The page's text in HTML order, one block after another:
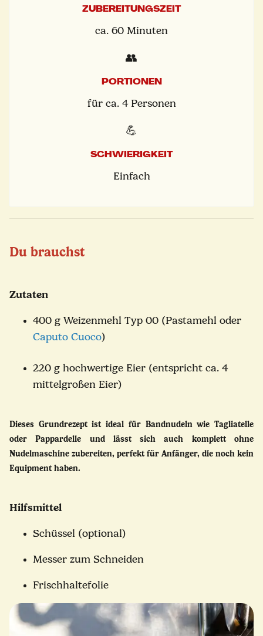
ZUBEREITUNGSZEIT
ca. 60 Minuten
👥
PORTIONEN
für ca. 4 Personen
💪
SCHWIERIGKEIT
Einfach
Du brauchst
Zutaten
400 g Weizenmehl Typ 00 (Pastamehl oder
Caputo Cuoco)
220 g hochwertige Eier (entspricht ca. 4
mittelgroßen Eier)
Dieses Grundrezept ist ideal für Bandnudeln wie Tagliatelle
oder Pappardelle und lässt sich auch komplett ohne
Nudelmaschine zubereiten, perfekt für Anfänger, die noch kein
Equipment haben.
Hilfsmittel
Schüssel (optional)
Messer zum Schneiden
Frischhaltefolie